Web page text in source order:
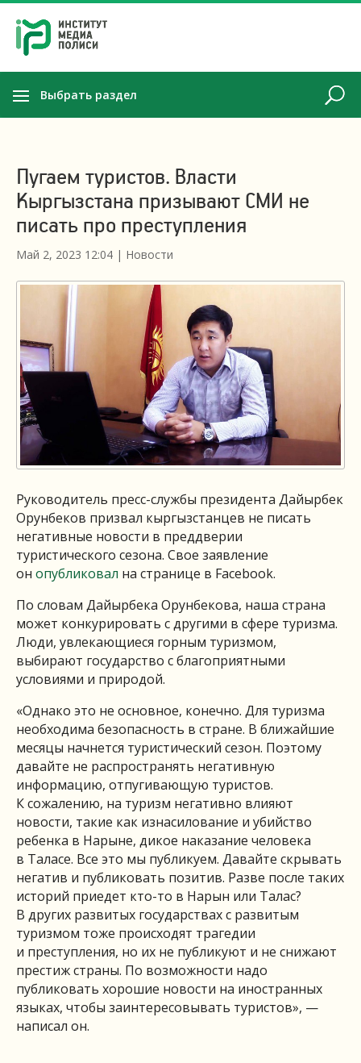
Выбрать раздел
Пугаем туристов. Власти
Кыргызстана призывают СМИ не
писать про преступления
Май 2, 2023 12:04 | Новости
Руководитель пресс-службы президента Дайырбек
Орунбеков призвал кыргызстанцев не писать
негативные новости в преддверии
туристического сезона. Свое заявление
он опубликовал на странице в Facebook.
По словам Дайырбека Орунбекова, наша страна
может конкурировать с другими в сфере туризма.
Люди, увлекающиеся горным туризмом,
выбирают государство с благоприятными
условиями и природой.
«Однако это не основное, конечно. Для туризма
необходима безопасность в стране. В ближайшие
месяцы начнется туристический сезон. Поэтому
давайте не распространять негативную
информацию, отпугивающую туристов.
К сожалению, на туризм негативно влияют
новости, такие как изнасилование и убийство
ребенка в Нарыне, дикое наказание человека
в Таласе. Все это мы публикуем. Давайте скрывать
негатив и публиковать позитив. Разве после таких
историй приедет кто-то в Нарын или Талас?
В других развитых государствах с развитым
туризмом тоже происходят трагедии
и преступления, но их не публикуют и не снижают
престиж страны. По возможности надо
публиковать хорошие новости на иностранных
языках, чтобы заинтересовывать туристов», —
написал он.